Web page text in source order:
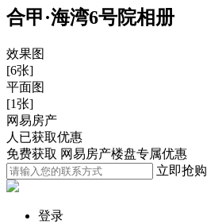
合甲·海湾6号院相册
效果图
[6张]
平面图
[1张]
网易房产
人已获取优惠
免费获取 网易房产楼盘专属优惠
立即抢购
登录